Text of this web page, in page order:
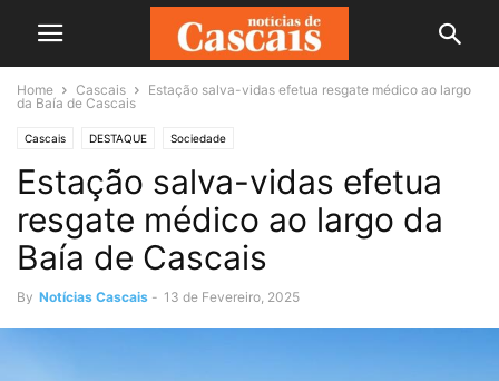
Home Cascais
Estação salva-vidas efetua resgate médico ao largo
da Baía de Cascais
Cascais DESTAQUE Sociedade
Estação salva-vidas efetua
resgate médico ao largo da
Baía de Cascais
By Notícias Cascais - 13 de Fevereiro, 2025